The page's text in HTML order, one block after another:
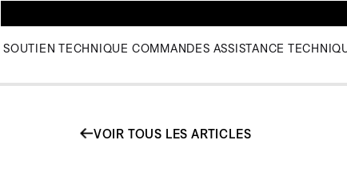
SOUTIEN TECHNIQUE COMMANDES ASSISTANCE
VOIR TOUS LES ARTICLES